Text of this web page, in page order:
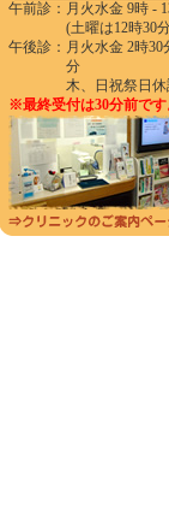
午前診： 月火水金 9時 -
(土曜は12時30
午後診： 月火水金 2時30
木、日祝祭日休
※最終受付は30分前です